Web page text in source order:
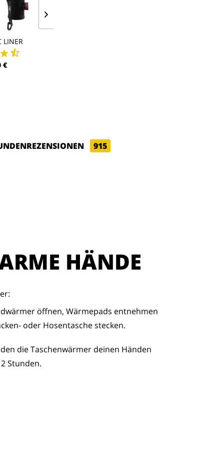
LINER
€
915
HÄNDE
öffnen, Wärmepads entnehmen
oder Hosentasche stecken.
die Taschenwärmer deinen Händen
Stunden.